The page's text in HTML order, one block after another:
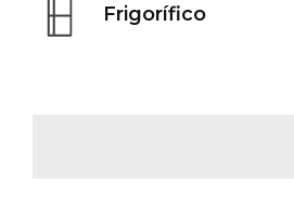
Frigorífico